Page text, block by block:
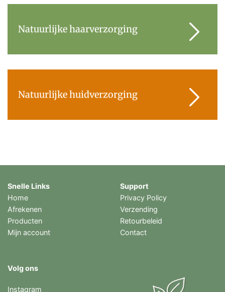
Natuurlijke haarverzorging
Natuurlijke huidverzorging
Snelle Links
Home
Afrekenen
Producten
Mijn account
Support
Privacy Policy
Verzending
Retourbeleid
Contact
Volg ons
Instagram